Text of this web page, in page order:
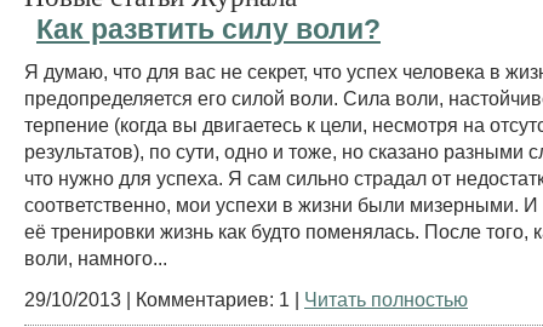
Как развтить силу воли?
Я думаю, что для вас не секрет, что успех человека в
предопределяется его силой воли. Сила воли,
терпение (когда вы двигаетесь к цели, несмотря на
результатов), по сути, одно и тоже, но сказано разными
что нужно для успеха. Я сам сильно страдал от
соответственно, мои успехи в жизни были мизерными. И
её тренировки жизнь как будто поменялась. После того,
воли, намного...
29/10/2013 | Комментариев: 1 | Читать полностью